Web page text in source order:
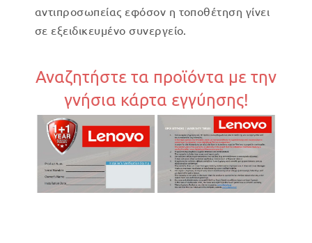
αντιπροσωπείας εφόσον η τοποθέτηση γίνει
σε εξειδικευμένο συνεργείο.
Αναζητήστε τα προϊόντα με την
γνήσια κάρτα εγγύησης!